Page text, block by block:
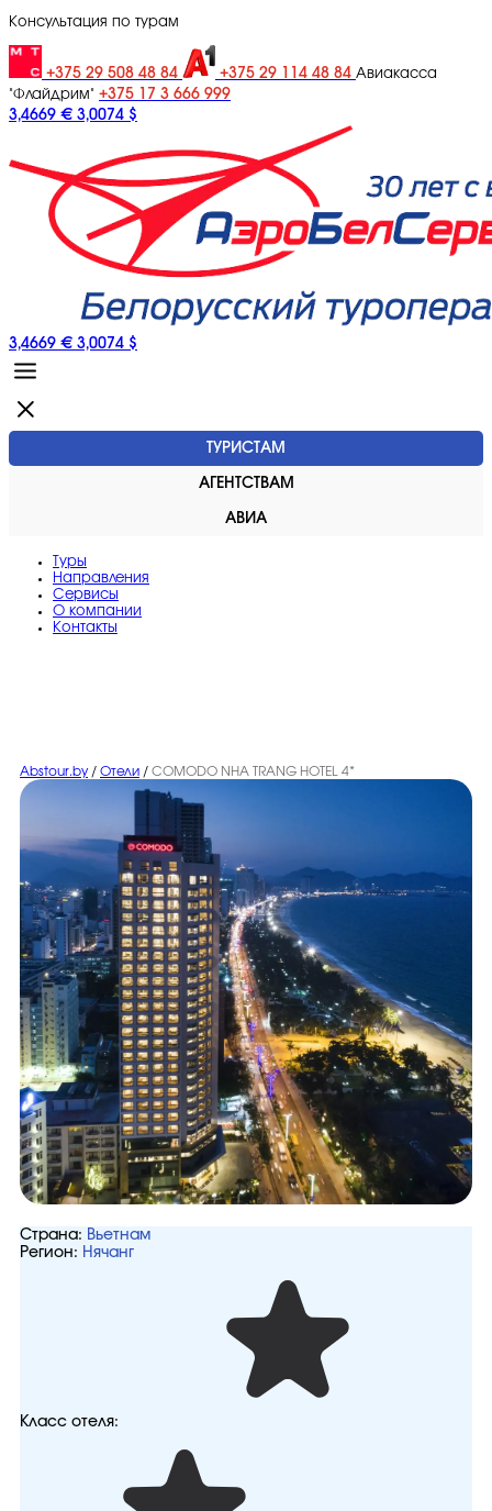
Консультация по турам
+375 29 508 48 84 +375 29 114 48 84 Авиакасса
"Флайдрим" +375 17 3 666 999
3,4669 € 3,0074 $
3,4669 € 3,0074 $
ТУРИСТАМ
АГЕНТСТВАМ
АВИА
Туры
Направления
Сервисы
O компании
Контакты
Abstour.by / Отели / COMODO NHA TRANG HOTEL 4*
Страна: Вьетнам
Регион: Нячанг
Класс отеля: